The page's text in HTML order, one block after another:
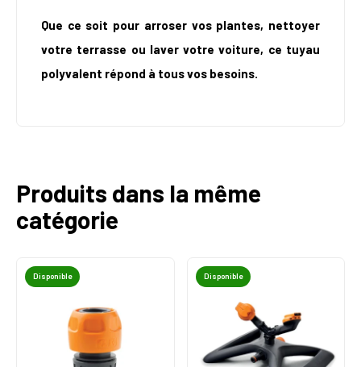
Que ce soit pour arroser vos plantes, nettoyer
votre terrasse ou laver votre voiture, ce tuyau
polyvalent répond à tous vos besoins.
Produits dans la même
catégorie
Disponible Disponible